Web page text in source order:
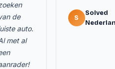
de
auto.
met al
S
Solved